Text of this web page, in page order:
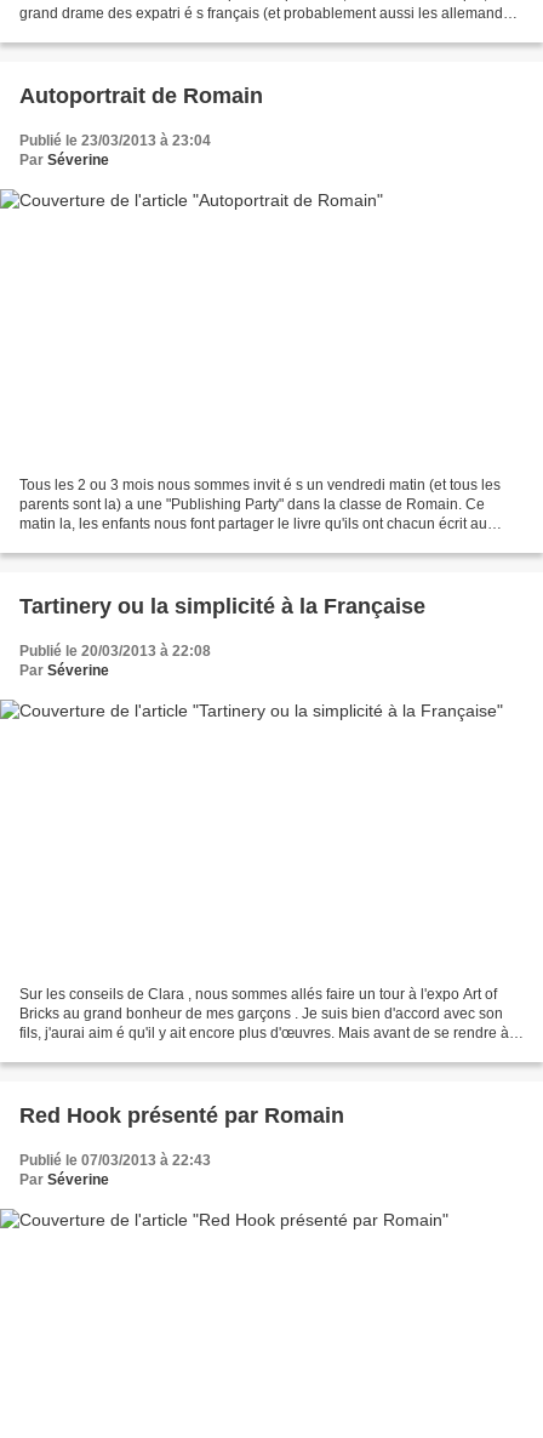
grand drame des expatri é s français (et probablement aussi les allemands
Autoportrait de Romain
Publié le 23/03/2013 à 23:04
Par Séverine
Tous les 2 ou 3 mois nous sommes invit é s un vendredi matin (et tous les
parents sont la) a une "Publishing Party" dans la classe de Romain. Ce
matin la, les enfants nous font partager le livre qu'ils ont chacun écrit au
Tartinery ou la simplicité à la Française
Publié le 20/03/2013 à 22:08
Par Séverine
Sur les conseils de Clara , nous sommes allés faire un tour à l'expo Art of
Bricks au grand bonheur de mes garçons . Je suis bien d'accord avec son
fils, j'aurai aim é qu'il y ait encore plus d'œuvres. Mais avant de se rendre à
Red Hook présenté par Romain
Publié le 07/03/2013 à 22:43
Par Séverine